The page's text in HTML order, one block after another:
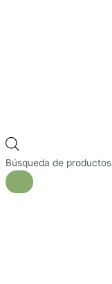
Búsqueda de productos